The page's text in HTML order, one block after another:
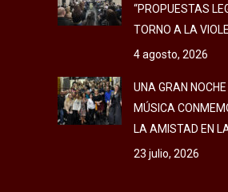
“PROPUESTAS
TORNO A LA
4 agosto, 2026
UNA GRAN
MÚSICA
LA AMISTAD EN
23 julio, 2026